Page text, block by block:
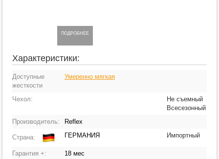
ПОДРОБНЕЕ
Характеристики:
Доступные
жесткости
Умеренно мягкая
Чехол:
Не съемный
Всесезонный
Производитель:
Reflex
Страна: ГЕРМАНИЯ Импортный
Гарантия +:
18 мес